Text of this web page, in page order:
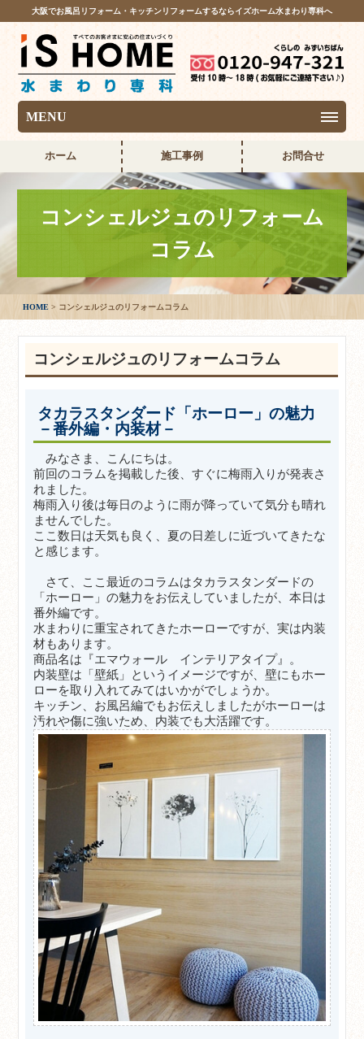
大阪でお風呂リフォーム・キッチンリフォームするならイズホーム水まわり専科へ
MENU
ホーム 施工事例 お問合せ
コンシェルジュのリフォーム
コラム
HOME コンシェルジュのリフォームコラム
コンシェルジュのリフォームコラム
タカラスタンダード「ホーロー」の魅力
－番外編・内装材－
みなさま、こんにちは。
前回のコラムを掲載した後、すぐに梅雨入りが発表さ
れました。
梅雨入り後は毎日のように雨が降っていて気分も晴れ
ませんでした。
ここ数日は天気も良く、夏の日差しに近づいてきたな
と感じます。
さて、ここ最近のコラムはタカラスタンダードの
「ホーロー」の魅力をお伝えしていましたが、本日は
番外編です。
水まわりに重宝されてきたホーローですが、実は内装
材もあります。
商品名は『エマウォール インテリアタイプ』。
内装壁は「壁紙」というイメージですが、壁にもホー
ローを取り入れてみてはいかがでしょうか。
キッチン、お風呂編でもお伝えしましたがホーローは
汚れや傷に強いため、内装でも大活躍です。